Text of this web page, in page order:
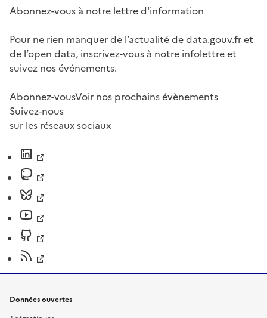
Abonnez-vous à notre lettre d'information
Pour ne rien manquer de l’actualité de data.gouv.fr et
de l’open data, inscrivez-vous à notre infolettre et
suivez nos événements.
Abonnez-vousVoir nos prochains évènements
Suivez-nous
sur les réseaux sociaux
Données ouvertes